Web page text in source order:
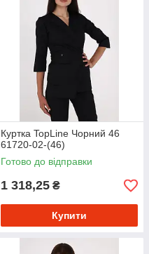
Куртка TopLine Чорний 46
61720-02-(46)
Готово до відправки
1 318,25 ₴
Купити